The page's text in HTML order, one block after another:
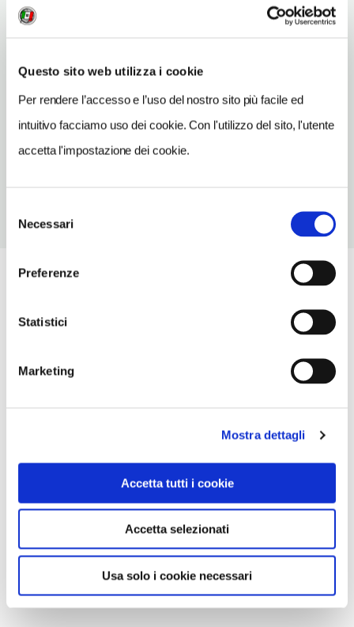
Questo sito web utilizza i cookie
Per rendere l’accesso e l’uso del nostro sito più facile ed
intuitivo facciamo uso dei cookie. Con l'utilizzo del sito, l'utente
accetta l'impostazione dei cookie.
delNecessari
Preferenze
Statistici
Marketing
Mostra dettagli
Accetta tutti i cookie
Accetta selezionati
Usa solo i cookie necessari
Sovana
INDIRIZZO
piazza del Pretorio - 58010
Toscana